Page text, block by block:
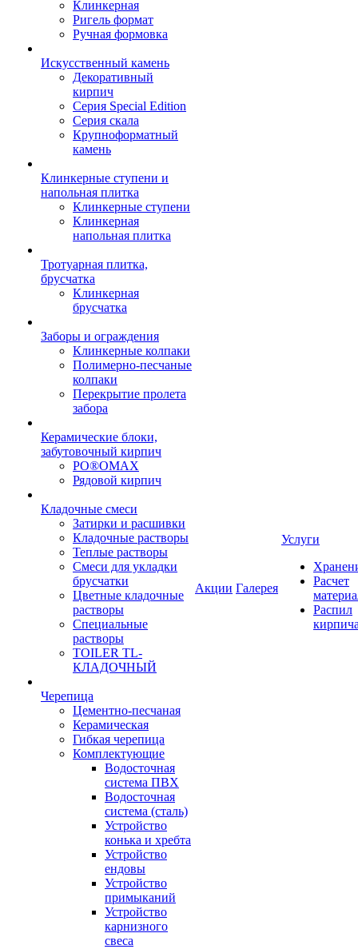
Клинкерная
Ригель формат
Ручная формовка
Искусственный камень
Декоративный
кирпич
Серия Special Edition
Серия скала
Крупноформатный
камень
Клинкерные ступени и
напольная плитка
Клинкерные ступени
Клинкерная
напольная плитка
Тротуарная плитка,
брусчатка
Клинкерная
брусчатка
Заборы и ограждения
Клинкерные колпаки
Полимерно-песчаные
колпаки
Перекрытие пролета
забора
Керамические блоки,
забутовочный кирпич
PO®OMAX
Рядовой кирпич
Кладочные смеси
Затирки и расшивки
Кладочные растворы
Теплые растворы
Смеси для укладки
брусчатки
Цветные кладочные
растворы
Специальные
растворы
TOILER TL-
КЛАДОЧНЫЙ
Черепица
Цементно-песчаная
Керамическая
Гибкая черепица
Комплектующие
Водосточная
система ПВХ
Водосточная
система (сталь)
Устройство
конька и хребта
Устройство
ендовы
Устройство
примыканий
Устройство
карнизного
свеса
Акции Галерея
Услуги
Расчет
Распил